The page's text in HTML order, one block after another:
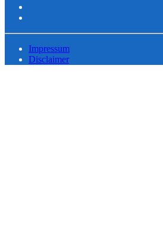
Impressum
Disclaimer